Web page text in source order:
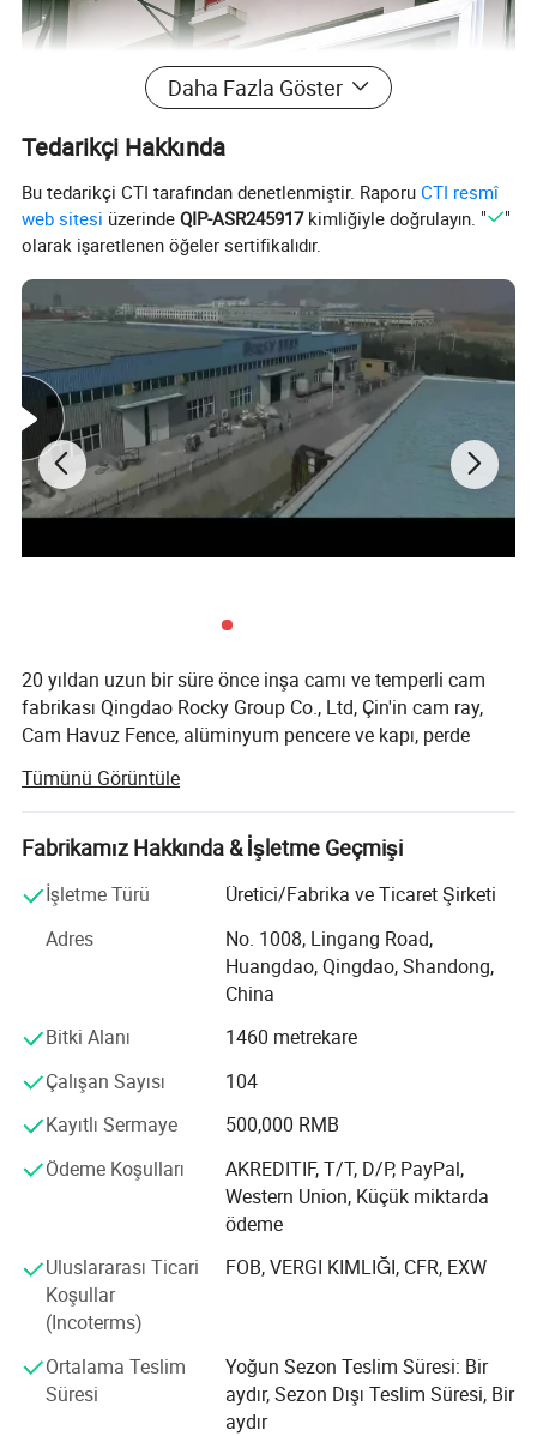
Kasement pencereleri:
Daha Fazla Göster
Tedarikçi Hakkında
Bu tedarikçi CTI tarafından denetlenmiştir. RaporuCTI resmî
web sitesi üzerindeQIP-ASR245917kimliğiyle doğrulayın. "
"
olarak işaretlenen öğeler sertifikalıdır.
20 yıldan uzun bir süre önce inşa camı ve temperli cam
fabrikası Qingdao Rocky Group Co., Ltd, Çin'in cam ray,
Cam Havuz Fence, alüminyum pencere ve kapı, perde
20 yılı aşkın deneyime sahip Yapısal cam cephe üreticisi,
Qingdao Rocky Industry Co., Ltd, dünya genelinde yüksek
kaliteli cam ray, alüminyum pencere ve kapı, Çin'de cam
perdeli duvar gibi önde gelen üreticilerden biri olarak ev
tarafından tanınmaktadır. Müşterilerimiz 100'den fazla
ülkeden geliyor. Ve bazıları Avrupa, ABD ve Kanada'dan en
iyi şekilde tanımış şirketlerdir.
Sürekli olarak ürün tasarımı ve geliştirmenin ön planında
yer almak için çaba göstersek de bizi kalabalıktan ayıran
olan bağlılığımdır.
Ürün kalitesi ve müşteri hizmetleri ile ilgileniyoruz, böylece
ürünlerimizin çağdaş bina standartlarına uygun olmasını
sağlıyoruz. Kalite yönetim sistemimiz GB/T 19001-2000
ile uyumlu olup CE, AAMA, BSCI, RoSH ve REACH'e
sahibiz...
Dürüstlük, ekip çalışması ve yenilik ilkeleri işimizin her
unsuru için işimize kazınmıştır.
Tümünü Görüntüle
Fabrikamız Hakkında & İşletme Geçmişi
İşletme Türü
Üretici/Fabrika ve Ticaret Şirketi
Adres
No. 1008, Lingang Road,
Huangdao, Qingdao, Shandong,
China
Bitki Alanı
1460 metrekare
Çalışan Sayısı
104
Kayıtlı Sermaye
500,000 RMB
Ödeme Koşulları
AKREDITIF, T/T, D/P, PayPal,
Western Union, Küçük miktarda
ödeme
Uluslararası Ticari
Koşullar
(Incoterms)
FOB, VERGI KIMLIĞI, CFR, EXW
Ortalama Teslim
Süresi
Yoğun Sezon Teslim Süresi: Bir
aydır, Sezon Dışı Teslim Süresi, Bir
aydır